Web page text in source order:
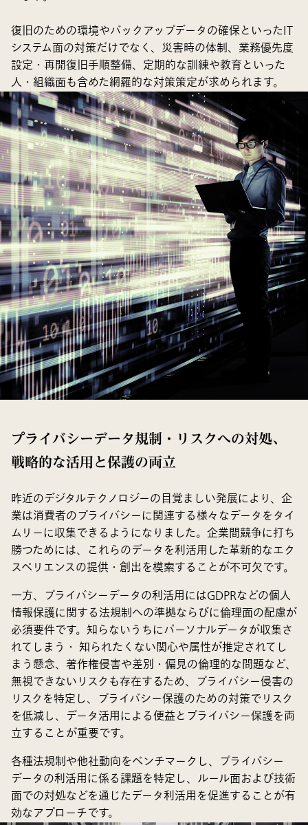
復旧のための環境やバックアップデータの確保といったIT
システム面の対策だけでなく、災害時の体制、業務優先度
設定・再開復旧手順整備、定期的な訓練や教育といった
人・組織面も含めた網羅的な対策策定が求められます。
プライバシーデータ規制・リスクへの対処、
戦略的な活用と保護の両立
昨近のデジタルテクノロジーの目覚ましい発展により、企
業は消費者のプライバシーに関連する様々なデータをタイ
ムリーに収集できるようになりました。企業間競争に打ち
勝つためには、これらのデータを利活用した革新的なエク
スペリエンスの提供・創出を模索することが不可欠です。
一方、プライバシーデータの利活用にはGDPRなどの個人
情報保護に関する法規制への準拠ならびに倫理面の配慮が
必須要件です。知らないうちにパーソナルデータが収集さ
れてしまう・ 知られたくない関心や属性が推定されてし
まう懸念、著作権侵害や差別・偏見の倫理的な問題など、
無視できないリスクも存在するため、プライバシー侵害の
リスクを特定し、プライバシー保護のための対策でリスク
を低減し、データ活用による便益とプライバシー保護を両
立することが重要です。
各種法規制や他社動向をベンチマークし、プライバシー
データの利活用に係る課題を特定し、ルール面および技術
面での対処などを通じたデータ利活用を促進することが有
効なアプローチです。